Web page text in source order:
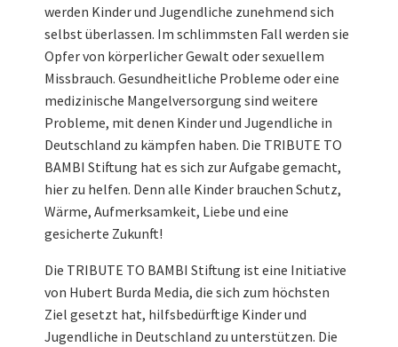
werden Kinder und Jugendliche zunehmend sich
selbst überlassen. Im schlimmsten Fall werden sie
Opfer von körperlicher Gewalt oder sexuellem
Missbrauch. Gesundheitliche Probleme oder eine
medizinische Mangelversorgung sind weitere
Probleme, mit denen Kinder und Jugendliche in
Deutschland zu kämpfen haben. Die TRIBUTE TO
BAMBI Stiftung hat es sich zur Aufgabe gemacht,
hier zu helfen. Denn alle Kinder brauchen Schutz,
Wärme, Aufmerksamkeit, Liebe und eine
gesicherte Zukunft!
Die TRIBUTE TO BAMBI Stiftung ist eine Initiative
von Hubert Burda Media, die sich zum höchsten
Ziel gesetzt hat, hilfsbedürftige Kinder und
Jugendliche in Deutschland zu unterstützen. Die